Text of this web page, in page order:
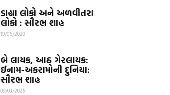
ડાહ્યા લોકો અને અળવીતરા
લોકો : સૌરભ શાહ
19/06/2020
બે લાયક, આઠ ગેરલાયક:
ઈનામ-અકરામોની દુનિયા:
સૌરભ શાહ
09/03/2025